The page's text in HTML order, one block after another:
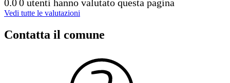
0.00 utenti hanno valutato questa pagina
Vedi tutte le valutazioni
Contatta il comune